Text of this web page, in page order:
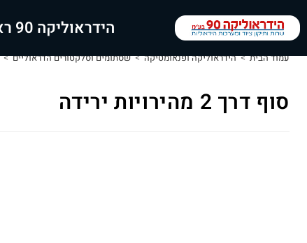
הידראוליקה 90 ראשי
עמוד הבית > הידראוליקה ופנאומטיקה > שסתומים וסלקטורים הדראוליים >
סוף דרך 2 מהירויות ירידה